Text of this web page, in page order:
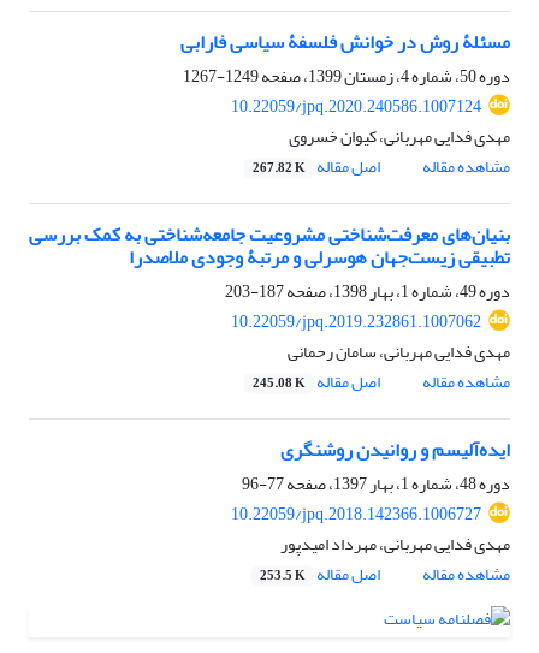
مسئلۀ روش در خوانش فلسفۀ سیاسی فارابی
دوره 50، شماره 4، زمستان 1399، صفحه
1249-1267
10.22059/jpq.2020.240586.1007124
مهدی فدایی مهربانی، کیوان خسروی
مشاهده مقاله
اصل مقاله 267.82 K
بنیان‌های معرفت‌شناختی مشروعیت جامعه‌شناختی به کمک بررسی
تطبیقی زیست‌جهان هوسرلی و مرتبۀ وجودی ملاصدرا
دوره 49، شماره 1، بهار 1398، صفحه
187-203
10.22059/jpq.2019.232861.1007062
مهدی فدایی مهربانی، سامان رحمانی
مشاهده مقاله
اصل مقاله 245.08 K
ایده‌آلیسم و روانیدن روشنگری
دوره 48، شماره 1، بهار 1397، صفحه
77-96
10.22059/jpq.2018.142366.1006727
مهدی فدایی مهربانی، مهرداد امیدپور
مشاهده مقاله
اصل مقاله 253.5 K